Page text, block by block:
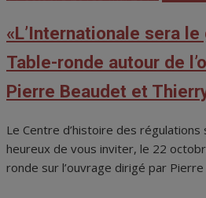
«L’Internationale sera le
Table-ronde autour de
Pierre Beaudet et
Le Centre d’histoire des régulations
heureux de vous inviter, le 22
ronde sur l’ouvrage dirigé par Pierre